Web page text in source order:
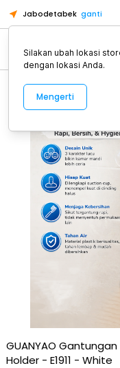
Jabodetabek ganti
Alat Kopi
GUANYAO
Holder - E1911 - White
Silakan ubah lokasi
dengan lokasi Anda.
Mengerti